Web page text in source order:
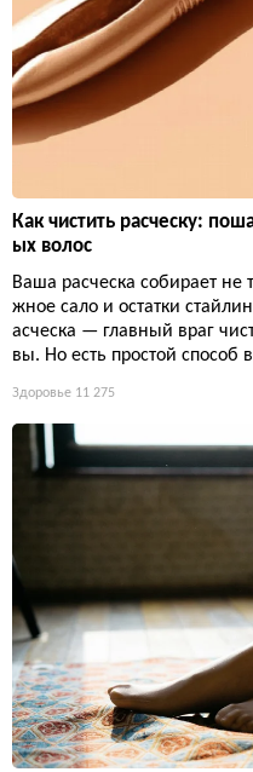
Как чистить расческу:
ых волос
Ваша расческа собирает не
жное сало и остатки
асческа — главный враг
вы. Но есть простой способ
Здоровье 11 275